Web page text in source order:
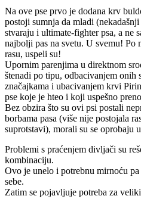
Na ove pse prvo je dodana krv
postoji sumnja da mladi
stvaraju i ultimate-fighter psa, a ne
najbolji pas na svetu. U svemu!
rasu, uspeli su!
Upornim parenjima u direktnom
štenadi po tipu, odbacivanjem
značajkama i ubacivanjem krvi
pse koje je hteo i koji uspešno
Bez obzira što su ovi psi postali
borbama pasa (više nije postojala
suprotstavi), morali su se oprobaju
Problemi s praćenjem divljači su
kombinaciju.
Ovo je unelo i potrebnu mirnoću
sebe.
Zatim se pojavljuje potreba za